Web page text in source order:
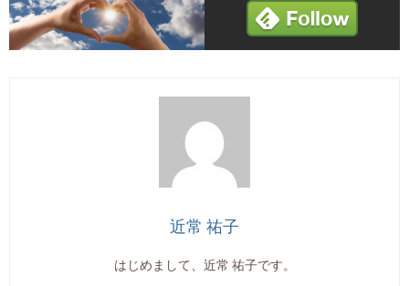
近常 祐子
はじめまして、近常 祐子です。